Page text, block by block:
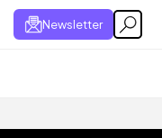
Newsletter